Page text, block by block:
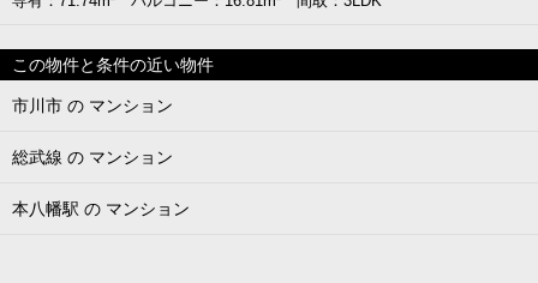
この物件と条件の近い物件
市川市 の マンション
総武線 の マンション
本八幡駅 の マンション